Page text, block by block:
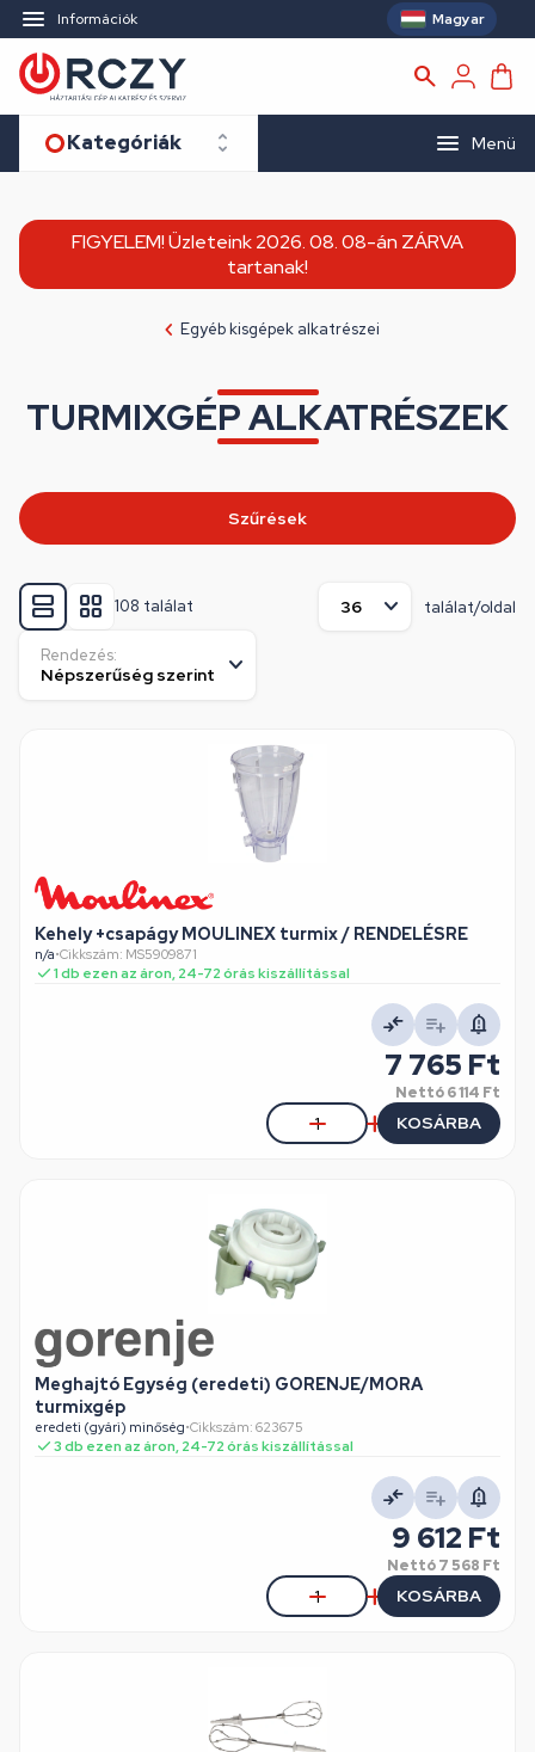
Információk Magyar
Kategóriák Menü
FIGYELEM! Üzleteink 2026. 08. 08-án ZÁRVA
tartanak!
Egyéb kisgépek alkatrészei
TURMIXGÉP ALKATRÉSZEK
108 találat találat/oldal
Rendezés:
Kehely +csapágy MOULINEX turmix / RENDELÉSRE
n/a•Cikkszám: MS5909871
1 db ezen az áron, 24-72 órás kiszállítással
7 765 Ft
Nettó6 114 Ft
KOSÁRBA
Meghajtó Egység (eredeti) GORENJE/MORA
turmixgép
eredeti (gyári) minőség•Cikkszám: 623675
3 db ezen az áron, 24-72 órás kiszállítással
9 612 Ft
Nettó7 568 Ft
KOSÁRBA
Szűrések